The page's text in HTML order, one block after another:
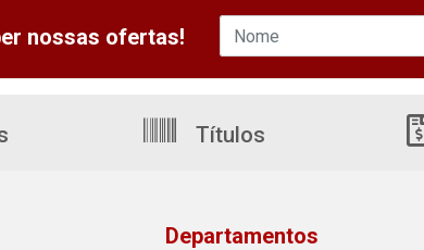
nossas ofertas!
Títulos
Departamentos